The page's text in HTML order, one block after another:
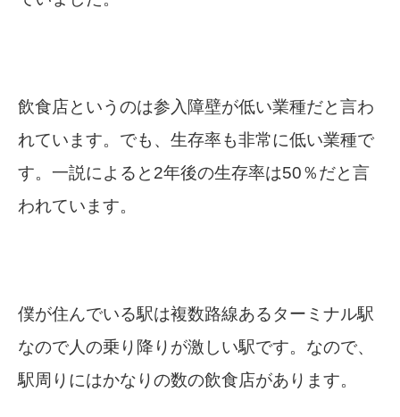
飲食店というのは参入障壁が低い業種だと言わ
れています。でも、生存率も非常に低い業種で
す。一説によると2年後の生存率は50％だと言
われています。
僕が住んでいる駅は複数路線あるターミナル駅
なので人の乗り降りが激しい駅です。なので、
駅周りにはかなりの数の飲食店があります。